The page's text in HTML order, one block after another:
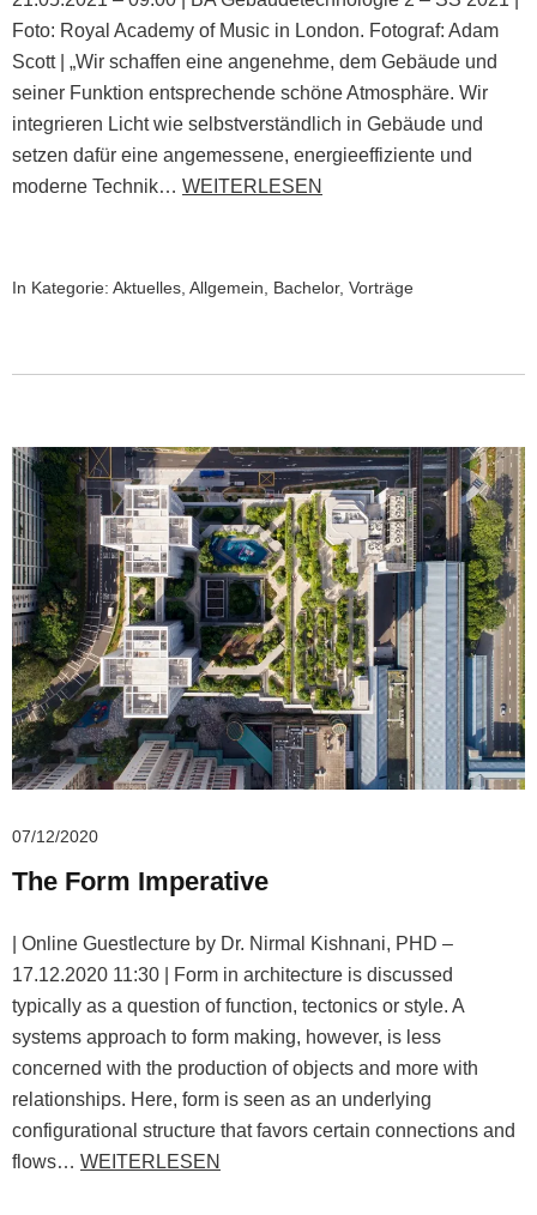
Foto: Royal Academy of Music in London. Fotograf: Adam
Scott | „Wir schaffen eine angenehme, dem Gebäude und
seiner Funktion entsprechende schöne Atmosphäre. Wir
integrieren Licht wie selbstverständlich in Gebäude und
setzen dafür eine angemessene, energieeffiziente und
moderne Technik… WEITERLESEN
In Kategorie: Aktuelles, Allgemein, Bachelor, Vorträge
07/12/2020
The Form Imperative
| Online Guestlecture by Dr. Nirmal Kishnani, PHD –
17.12.2020 11:30 | Form in architecture is discussed
typically as a question of function, tectonics or style. A
systems approach to form making, however, is less
concerned with the production of objects and more with
relationships. Here, form is seen as an underlying
configurational structure that favors certain connections and
flows… WEITERLESEN